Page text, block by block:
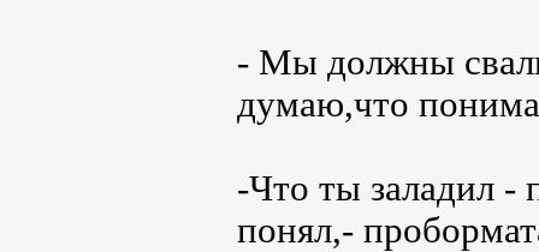
- Мы должны
думаю,что
-Что ты заладил
понял,-